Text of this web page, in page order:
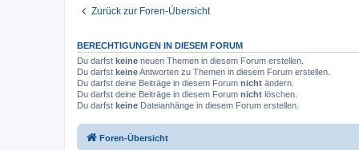
Zurück zur Foren-Übersicht
BERECHTIGUNGEN IN DIESEM FORUM
Du darfst keine neuen Themen in diesem Forum erstellen.
Du darfst keineAntworten zu Themen in diesem Forum erstellen.
Du darfst deine Beiträge in diesem Forum nicht ändern.
Du darfst deine Beiträge in diesem Forum nicht löschen.
Du darfst keine Dateianhänge in diesem Forum erstellen.
Foren-Übersicht